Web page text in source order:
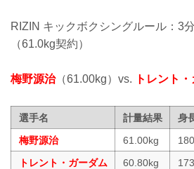
RIZIN キックボクシングルール：3
（61.0kg契約）
梅野源治（61.00kg）vs. トレント
選手名 計量結果 身
梅野源治
61.00kg
トレント・ガーダム
60.80kg